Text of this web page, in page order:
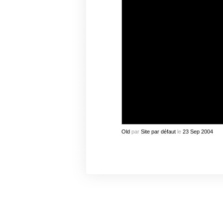
Oldpar Site par défautle 23 Sep 2004